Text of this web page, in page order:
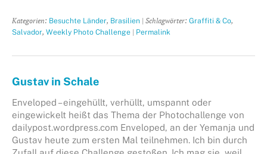
Kategorien: Besuchte Länder, Brasilien | Schlagwörter: Graffiti & Co,
Salvador, Weekly Photo Challenge | Permalink
Gustav in Schale
Enveloped – eingehüllt, verhüllt, umspannt oder
eingewickelt heißt das Thema der Photochallenge von
dailypost.wordpress.com Enveloped, an der Yemanja und
Gustav heute zum ersten Mal teilnehmen. Ich bin durch